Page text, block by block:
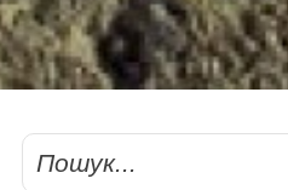
Пошук